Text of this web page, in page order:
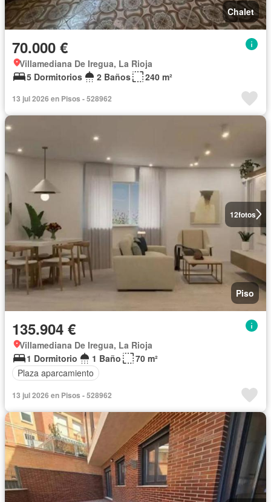
Chalet
70.000 €
Villamediana De Iregua, La Rioja
5 Dormitorios
2 Baños 240 m²
13 jul 2026 en Pisos - 528962
12fotos
Piso
135.904 €
Villamediana De Iregua, La Rioja
1 Dormitorio
1 Baño
70 m²
Plaza aparcamiento
13 jul 2026 en Pisos - 528962